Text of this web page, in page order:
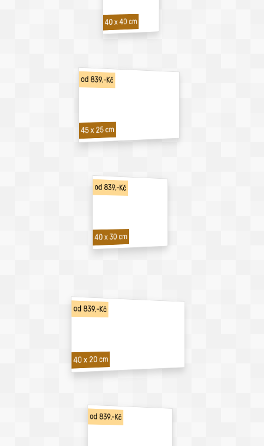
40 x 40 cm
od 839,-Kč
45 x 25 cm
od 839,-Kč
40 x 30 cm
od 839,-Kč
40 x 20 cm
od 839,-Kč